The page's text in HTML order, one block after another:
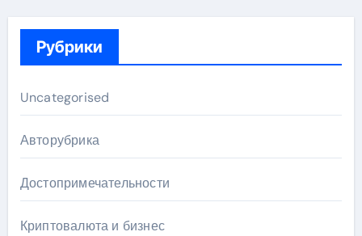
Рубрики
Uncategorised
Авторубрика
Достопримечательности
Криптовалюта и бизнес